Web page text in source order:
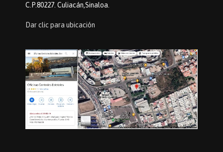
C.P.80227. Culiacán,Sinaloa.
Dar clic para ubicación